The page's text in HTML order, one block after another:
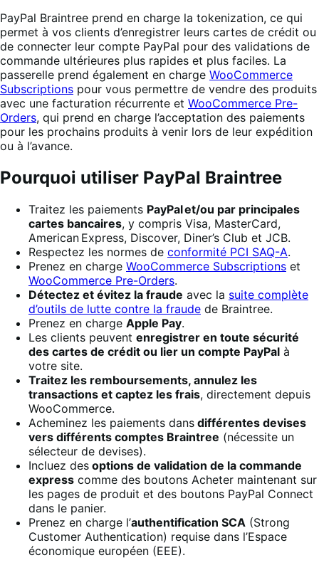
PayPal Braintree prend en charge la tokenization, ce qui
permet à vos clients d’enregistrer leurs cartes de crédit ou
de connecter leur compte PayPal pour des validations de
commande ultérieures plus rapides et plus faciles. La
passerelle prend également en charge WooCommerce
Subscriptions pour vous permettre de vendre des produits
avec une facturation récurrente et WooCommerce Pre-
Orders, qui prend en charge l’acceptation des paiements
pour les prochains produits à venir lors de leur expédition
ou à l’avance.
Pourquoi utiliser PayPal Braintree
Traitez les paiements PayPal et/ou par principales
cartes bancaires, y compris Visa, MasterCard,
American Express, Discover, Diner’s Club et JCB.
Respectez les normes de conformité PCI SAQ-A.
Prenez en charge WooCommerce Subscriptions et
WooCommerce Pre-Orders.
Détectez et évitez la fraude avec la suite complète
d’outils de lutte contre la fraude de Braintree.
Prenez en charge Apple Pay.
Les clients peuvent enregistrer en toute sécurité
des cartes de crédit ou lier un compte PayPal à
votre site.
Traitez les remboursements, annulez les
transactions et captez les frais, directement depuis
WooCommerce.
Acheminez les paiements dans différentes devises
vers différents comptes Braintree (nécessite un
sélecteur de devises).
Incluez des options de validation de la commande
express comme des boutons Acheter maintenant sur
les pages de produit et des boutons PayPal Connect
dans le panier.
Prenez en charge l’authentification SCA (Strong
Customer Authentication) requise dans l’Espace
économique européen (EEE).